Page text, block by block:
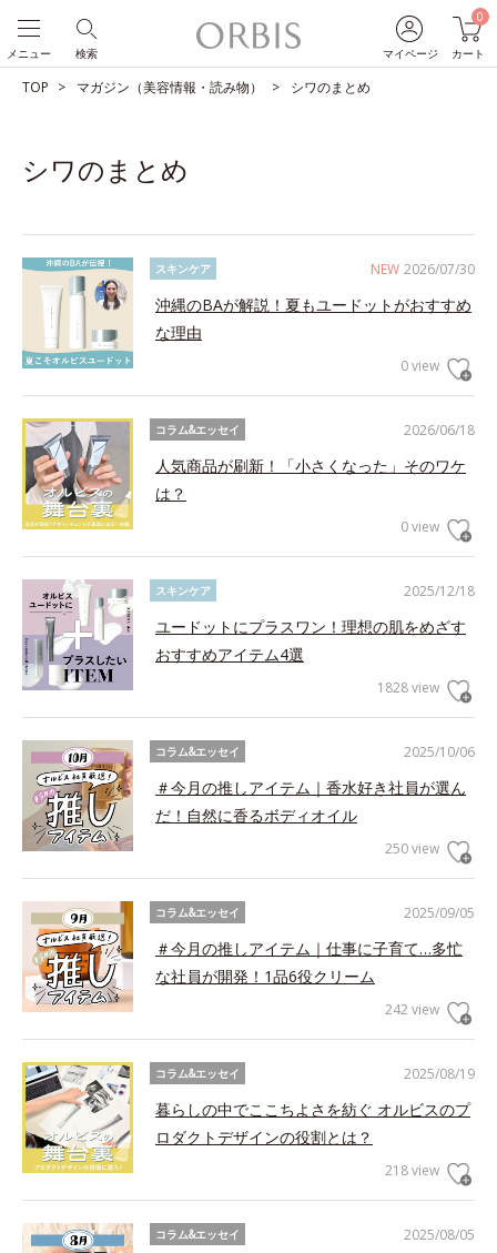
マイページ
0
カート
検索
メニュー
TOP マガジン（美容情報・読み物） シワのまとめ
シワのまとめ
NEW 2026/07/30
スキンケア
沖縄のBAが解説！夏もユードットがおすすめ
な理由
0 view
2026/06/18
コラム&エッセイ
人気商品が刷新！「小さくなった」そのワケ
は？
0 view
2025/12/18
スキンケア
ユードットにプラスワン！理想の肌をめざす
おすすめアイテム4選
1828 view
2025/10/06
コラム&エッセイ
＃今月の推しアイテム｜香水好き社員が選ん
だ！自然に香るボディオイル
250 view
2025/09/05
コラム&エッセイ
＃今月の推しアイテム｜仕事に子育て…多忙
な社員が開発！1品6役クリーム
242 view
2025/08/19
コラム&エッセイ
暮らしの中でここちよさを紡ぐ オルビスのプ
ロダクトデザインの役割とは？
218 view
2025/08/05
コラム&エッセイ